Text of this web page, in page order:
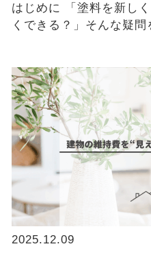
はじめに 「塗料を新しくするだけで地球にやさし
くできる？」そんな疑
2025.12.09